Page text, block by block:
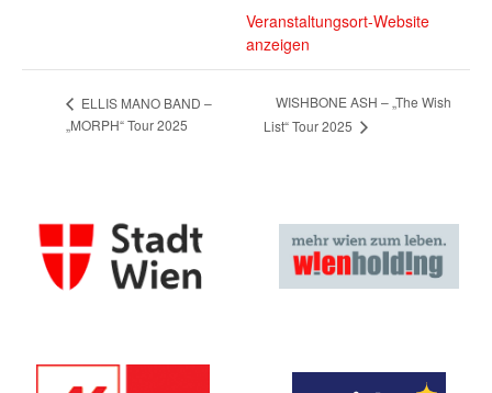
Veranstaltungsort-Website
anzeigen
ELLIS MANO BAND –
„MORPH“ Tour 2025
WISHBONE ASH – „The Wish
List“ Tour 2025